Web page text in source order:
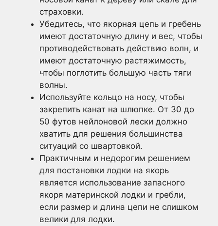
страховки.
Убедитесь, что якорная цепь и гребень
имеют достаточную длину и вес, чтобы
противодействовать действию волн, и
имеют достаточную растяжимость,
чтобы поглотить большую часть тяги
волны.
Используйте кольцо на носу, чтобы
закрепить канат на шлюпке. От 30 до
50 футов нейлоновой лески должно
хватить для решения большинства
ситуаций со швартовкой.
Практичным и недорогим решением
для постановки лодки на якорь
является использование запасного
якоря материнской лодки и гребли,
если размер и длина цепи не слишком
велики для лодки.